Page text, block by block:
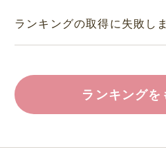
ランキングの取得に失敗し
ランキングを